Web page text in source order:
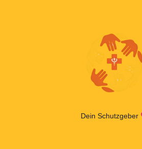
Dein Schutzgeber